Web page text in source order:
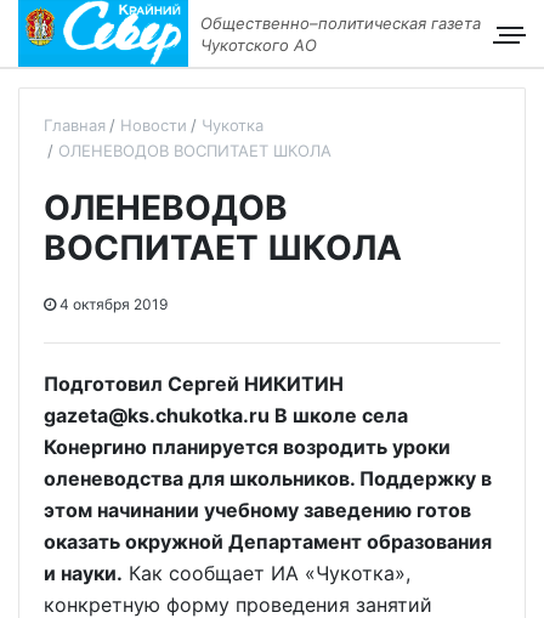
Общественно–политическая газета
Чукотского АО
Главная Новости
Чукотка
ОЛЕНЕВОДОВ ВОСПИТАЕТ ШКОЛА
ОЛЕНЕВОДОВ
ВОСПИТАЕТ ШКОЛА
4 октября 2019
Подготовил Сергей НИКИТИН
gazeta@ks.chukotka.ru В школе села
Конергино планируется возродить уроки
оленеводства для школьников. Поддержку в
этом начинании учебному заведению готов
оказать окружной Департамент образования
и науки. Как сообщает ИА «Чукотка»,
конкретную форму проведения занятий